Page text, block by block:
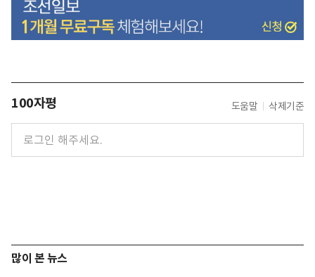
100자평 도움말 삭제기준
많이 본 뉴스